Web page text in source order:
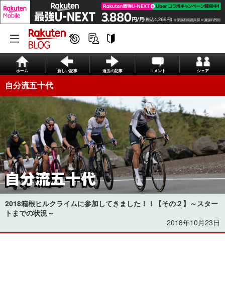
ホーム 新しい記事 過去の記事 コメント シェア
自分流五十代
2018箱根ヒルクライムに参加してきました！！【その２】～スター
トまでの状況～
2018年10月23日